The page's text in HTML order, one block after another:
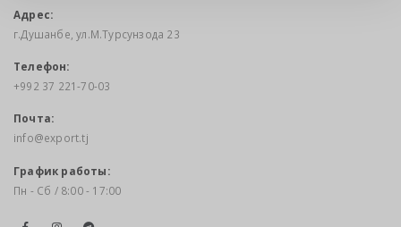
Адрес:
г.Душанбе, ул.М.Турсунзода 23
Телефон:
+992 37 221-70-03
Почта:
info@export.tj
График работы:
Пн - Сб / 8:00 - 17:00